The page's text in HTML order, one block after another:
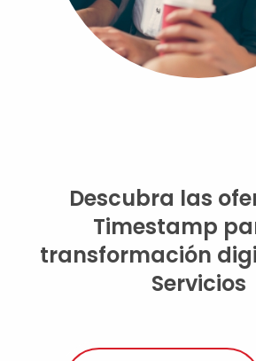
Descubra las
Timestamp
transformación
Servicios